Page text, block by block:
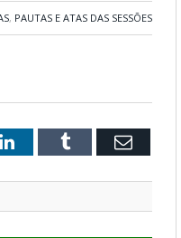
, PAUTAS E ATAS DAS SESSÕES
LinkedInTumblr Email